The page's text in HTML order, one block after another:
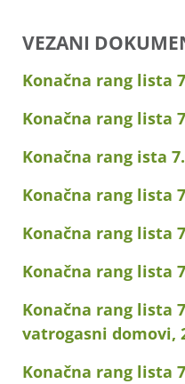
VEZANI
Konačna rang lista
Konačna rang lista
Konačna rang ista
Konačna rang lista
Konačna rang lista
Konačna rang lista
Konačna rang lista
vatrogasni domovi,
Konačna rang lista